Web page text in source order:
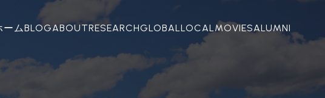
ームBLOGABOUTRESEARCHGLOBALLOCALMOVIESALUMNI